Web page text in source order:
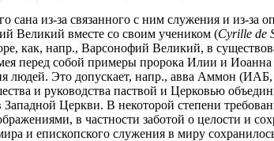
из-за связанного с ним служения и из-за
Великий вместе со своим учеником (Cyrille de
как, напр., Варсонофий Великий, в
перед собой примеры пророка Илии и
людей. Это допускает, напр., авва Аммон
и руководства паствой и Церковью
Церкви. В некоторой степени
в частности заботой о целости и
и епископского служения в миру